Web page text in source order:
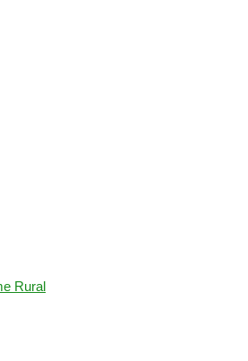
available with delicate watches for